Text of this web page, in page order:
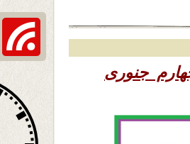
جهارم جنوری